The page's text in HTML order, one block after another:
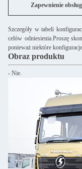
Zapewnienie
Szczegóły w tabeli
celów odniesienia.Proszę
ponieważ niektóre
Obraz produktu
- Nie.